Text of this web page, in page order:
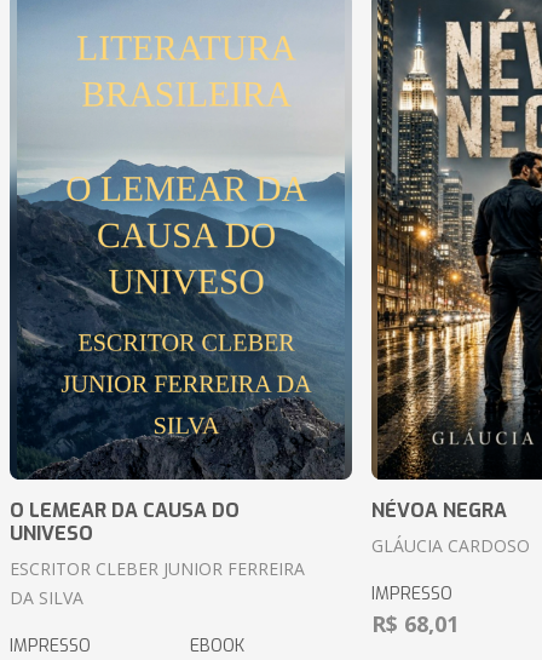
O LEMEAR DA CAUSA DO
UNIVESO
ESCRITOR CLEBER JUNIOR FERREIRA
DA SILVA
IMPRESSO EBOOK
NÉVOA NEGRA
GLÁUCIA CARDOSO
IMPRESSO
R$ 68,01